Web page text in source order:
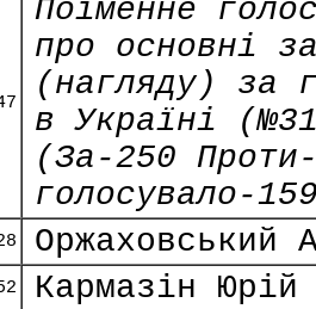
Поіменне
про основні
(нагляду) за
в Україні
(За-250
голосувало-
Оржаховський
Кармазін Юрій